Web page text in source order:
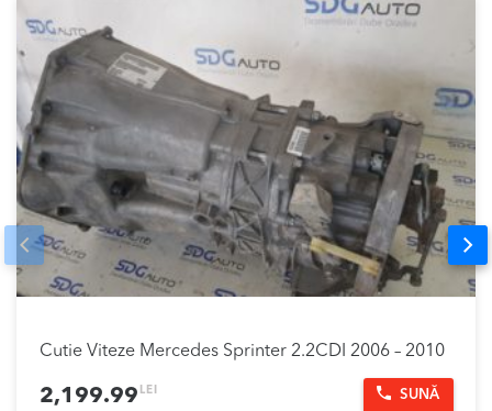
Cutie Viteze Mercedes Sprinter 2.2CDI 2006 – 2010
2,199.99 LEI SUNĂ
Prev